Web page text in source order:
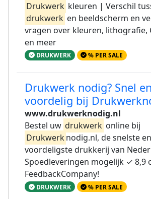
Drukwerk kleuren | Verschil
drukwerk en beeldscherm en
vragen over kleuren, lithografie,
en meer
DRUKWERK % PER SALE
Drukwerk nodig? Snel en
voordelig bij
www.drukwerknodig.nl
Bestel uw drukwerk online bij
Drukwerknodig.nl, de snelste en
voordeligste drukkerij van
Spoedleveringen mogelijk ✓ 8,9
FeedbackCompany!
DRUKWERK % PER SALE